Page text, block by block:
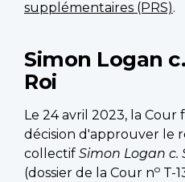
supplémentaires (PRS).
Simon Logan
Roi
Le 24 avril 2023, la Cour
décision d'approuver le
collectif Simon Logan c.
(dossier de la Cour no T-